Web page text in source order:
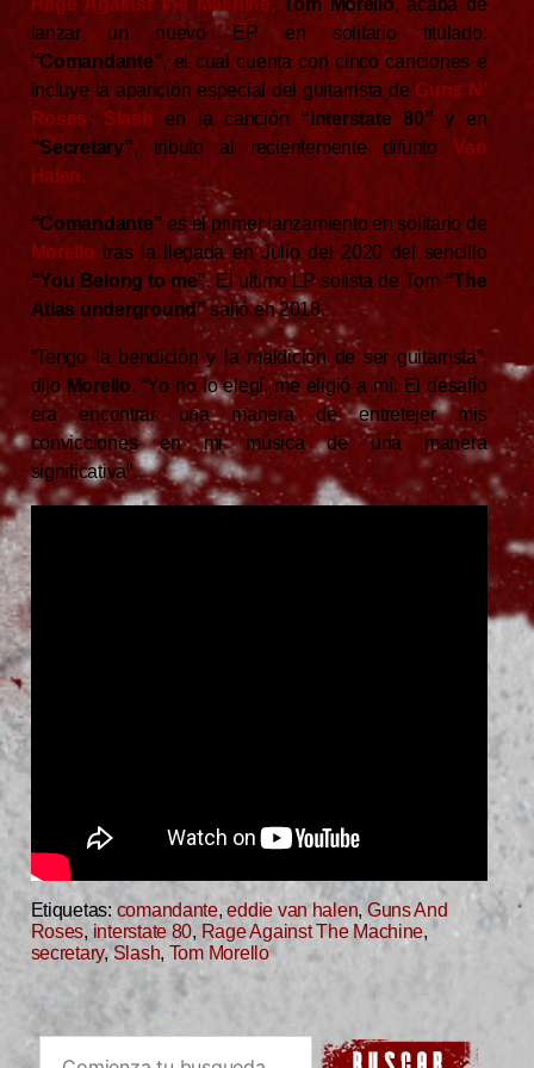
Rage Against the Machine, Tom Morello, acaba de
lanzar un nuevo EP en solitario titulado:
“Comandante”, el cual cuenta con cinco canciones e
incluye la aparición especial del guitarrista de Guns N’
Roses, Slash en la canción “Interstate 80” y en
“Secretary”, tributo al recientemente difunto Van
Halen.
“Comandante” es el primer lanzamiento en solitario de
Morello tras la llegada en Julio del 2020 del sencillo
“You Belong to me”. El ultimo LP solista de Tom “The
Atlas underground”salió en 2018.
“Tengo la bendición y la maldición de ser guitarrista”,
dijo Morello. “Yo no lo elegí, me eligió a mí. El desafío
era encontrar una manera de entretejer mis
convicciones en mi música de una manera
significativa”.
Etiquetas: comandante,eddie van halen, Guns And
Roses,interstate 80, Rage Against The Machine,
secretary,Slash, Tom Morello